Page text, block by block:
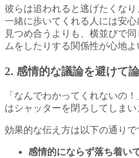
彼らは追われると逃げたくな
一緒に歩いてくれる人には安
見つめ合うよりも、横並びで
ムをしたりする関係性が心地よ
2. 感情的な議論を避けて
「なんでわかってくれないの
はシャッターを閉ろしてしまい
効果的な伝え方は以下の通りで
感情的にならず落ち着い